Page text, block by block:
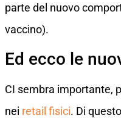
parte del nuovo
vaccino).
Ed ecco le
CI sembra importante,
nei retail fisici. Di